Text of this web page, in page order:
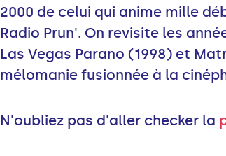
2000 de celui qui anime mille
Radio Prun'. On revisite les
Las Vegas Parano (1998) et
mélomanie fusionnée à la
N'oubliez pas d'aller checker la